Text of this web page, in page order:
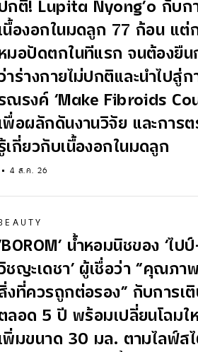
กติ! Lupita Nyong’o กับก
นื้องอกในมดลูก 77 ก้อน แต่
หมอปัดตกในทีแรก จนต้องยืน
าร่างกายไม่ปกติและนำไปสู่ก
ณรงค์ ‘Make Fibroids
พื่อผลักดันงานวิจัย และการต
เกี่ยวกับเนื้องอกในมดลูก
4 ส.ค. 26
BEAUTY
น้ำหอมนิชของ ‘ไป
ชญะเดชา’ ผู้เชื่อว่า “คุณภาพ
งที่ควรถูกต่อรอง” กับการเติ
ลอด 5 ปี พร้อมเปลี่ยนโฉมใ
พิ่มขนาด 30 มล. ตามไลฟ์ส